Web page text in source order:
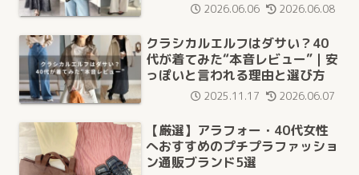
2026.06.06 2026.06.08
クラシカルエルフはダサい？40
代が着てみた“本音レビュー”｜安
っぽいと言われる理由と選び方
2025.11.17 2026.06.07
【厳選】アラフォー・40代女性
へおすすめのプチプラファッショ
ン通販ブランド5選